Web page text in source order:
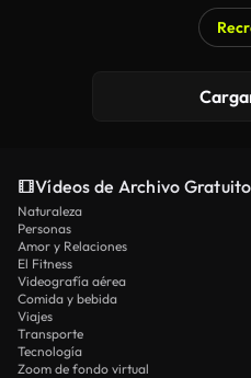
Vídeos de Archivo
Naturaleza
Personas
Amor y Relaciones
El Fitness
Videografía aérea
Comida y bebida
Viajes
Transporte
Tecnología
Zoom de fondo virtual